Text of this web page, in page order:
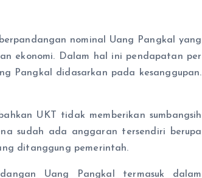
nominal Uang Pangkal yang
ekonomi. Dalam hal ini pendapatan per
Pangkal didasarkan pada kesanggupan.
UKT tidak memberikan sumbangsih
sudah ada anggaran tersendiri berupa
ditanggung pemerintah.
Uang Pangkal termasuk dalam